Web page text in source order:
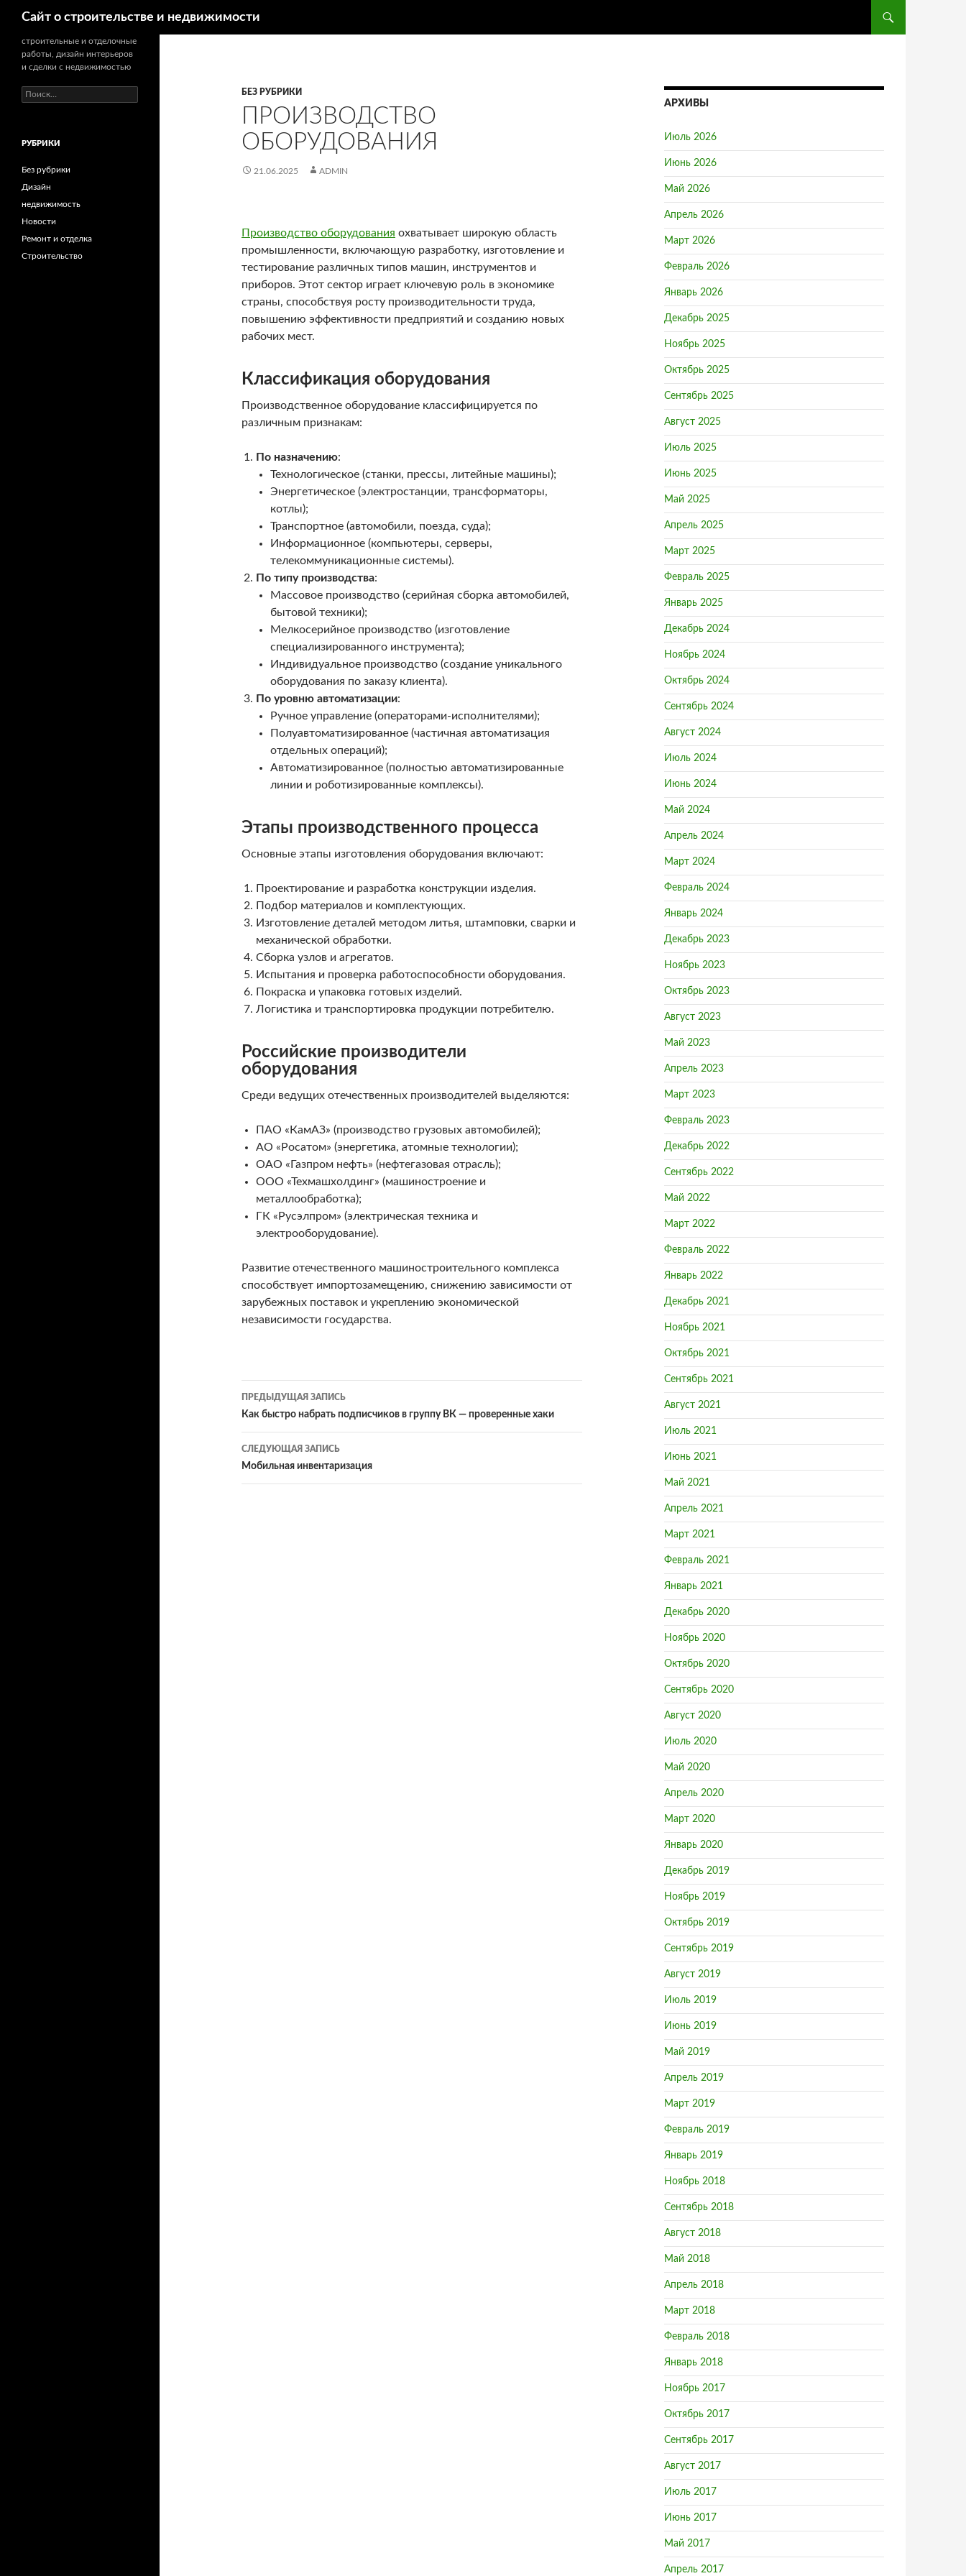
Сайт о строительстве и недвижимости
БЕЗ РУБРИКИ
ПРОИЗВОДСТВО
ОБОРУДОВАНИЯ
21.06.2025 ADMIN
Производство оборудования охватывает широкую область
промышленности, включающую разработку, изготовление и
тестирование различных типов машин, инструментов и
приборов. Этот сектор играет ключевую роль в экономике
страны, способствуя росту производительности труда,
повышению эффективности предприятий и созданию новых
рабочих мест.
Классификация оборудования
Производственное оборудование классифицируется по
различным признакам:
По назначению:
Технологическое (станки, прессы, литейные машины);
Энергетическое (электростанции, трансформаторы,
котлы);
Транспортное (автомобили, поезда, суда);
Информационное (компьютеры, серверы,
телекоммуникационные системы).
По типу производства:
Массовое производство (серийная сборка автомобилей,
бытовой техники);
Мелкосерийное производство (изготовление
специализированного инструмента);
Индивидуальное производство (создание уникального
оборудования по заказу клиента).
По уровню автоматизации:
Ручное управление (операторами-исполнителями);
Полуавтоматизированное (частичная автоматизация
отдельных операций);
Автоматизированное (полностью автоматизированные
линии и роботизированные комплексы).
Этапы производственного процесса
Основные этапы изготовления оборудования включают:
Проектирование и разработка конструкции изделия.
Подбор материалов и комплектующих.
Изготовление деталей методом литья, штамповки, сварки и
механической обработки.
Сборка узлов и агрегатов.
Испытания и проверка работоспособности оборудования.
Покраска и упаковка готовых изделий.
Логистика и транспортировка продукции потребителю.
Российские производители
оборудования
Среди ведущих отечественных производителей выделяются:
ПАО «КамАЗ» (производство грузовых автомобилей);
АО «Росатом» (энергетика, атомные технологии);
ОАО «Газпром нефть» (нефтегазовая отрасль);
ООО «Техмашхолдинг» (машиностроение и
металлообработка);
ГК «Русэлпром» (электрическая техника и
электрооборудование).
Развитие отечественного машиностроительного комплекса
способствует импортозамещению, снижению зависимости от
зарубежных поставок и укреплению экономической
независимости государства.
Навигация
по
записям
ПРЕДЫДУЩАЯ ЗАПИСЬ
Как быстро набрать подписчиков в группу ВК — проверенные хаки
СЛЕДУЮЩАЯ ЗАПИСЬ
Мобильная инвентаризация
АРХИВЫ
Июль 2026
Июнь 2026
Май 2026
Апрель 2026
Март 2026
Февраль 2026
Январь 2026
Декабрь 2025
Ноябрь 2025
Октябрь 2025
Сентябрь 2025
Август 2025
Июль 2025
Июнь 2025
Май 2025
Апрель 2025
Март 2025
Февраль 2025
Январь 2025
Декабрь 2024
Ноябрь 2024
Октябрь 2024
Сентябрь 2024
Август 2024
Июль 2024
Июнь 2024
Май 2024
Апрель 2024
Март 2024
Февраль 2024
Январь 2024
Декабрь 2023
Ноябрь 2023
Октябрь 2023
Август 2023
Май 2023
Апрель 2023
Март 2023
Февраль 2023
Декабрь 2022
Сентябрь 2022
Май 2022
Март 2022
Февраль 2022
Январь 2022
Декабрь 2021
Ноябрь 2021
Октябрь 2021
Сентябрь 2021
Август 2021
Июль 2021
Июнь 2021
Май 2021
Апрель 2021
Март 2021
Февраль 2021
Январь 2021
Декабрь 2020
Ноябрь 2020
Октябрь 2020
Сентябрь 2020
Август 2020
Июль 2020
Май 2020
Апрель 2020
Март 2020
Январь 2020
Декабрь 2019
Ноябрь 2019
Октябрь 2019
Сентябрь 2019
Август 2019
Июль 2019
Июнь 2019
Май 2019
Апрель 2019
Март 2019
Февраль 2019
Январь 2019
Ноябрь 2018
Сентябрь 2018
Август 2018
Май 2018
Апрель 2018
Март 2018
Февраль 2018
Январь 2018
Ноябрь 2017
Октябрь 2017
Сентябрь 2017
Август 2017
Июль 2017
Июнь 2017
Май 2017
Апрель 2017
строительные и отделочные
работы, дизайн интерьеров
и сделки с недвижимостью
Н
а
иРУБРИКИ
Без рубрики
Дизайн
недвижимость
Новости
Ремонт и отделка
Строительство